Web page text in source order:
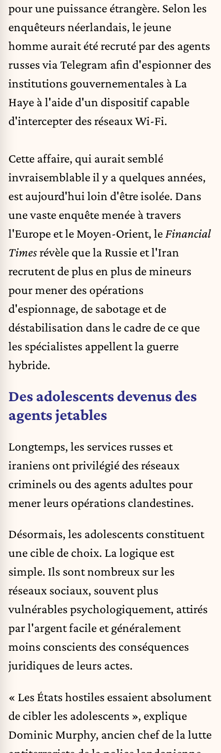
pour une puissance étrangère. Selon les
enquêteurs néerlandais, le jeune
homme aurait été recruté par des agents
russes via Telegram afin d'espionner des
institutions gouvernementales à La
Haye à l'aide d'un dispositif capable
d'intercepter des réseaux Wi-Fi.
Cette affaire, qui aurait semblé
invraisemblable il y a quelques années,
est aujourd'hui loin d'être isolée. Dans
une vaste enquête menée à travers
l'Europe et le Moyen-Orient, le Financial
Timesrévèle que la Russie et l'Iran
recrutent de plus en plus de mineurs
pour mener des opérations
d'espionnage, de sabotage et de
déstabilisation dans le cadre de ce que
les spécialistes appellent la guerre
hybride.
Des adolescents devenus des
agents jetables
Longtemps, les services russes et
iraniens ont privilégié des réseaux
criminels ou des agents adultes pour
mener leurs opérations clandestines.
Désormais, les adolescents constituent
une cible de choix. La logique est
simple. Ils sont nombreux sur les
réseaux sociaux, souvent plus
vulnérables psychologiquement, attirés
par l'argent facile et généralement
moins conscients des conséquences
juridiques de leurs actes.
« Les États hostiles essaient absolument
de cibler les adolescents », explique
Dominic Murphy, ancien chef de la lutte